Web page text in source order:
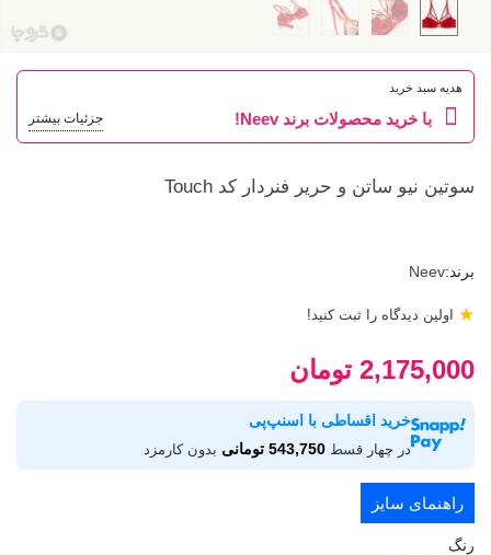
هدیه سبد خرید
با خرید محصولات برند Neev! جزئیات بیشتر
سوتین نیو ساتن و حریر فنردار کد Touch
برند:Neev
اولین دیدگاه را ثبت کنید! ★
2,175,000 تومان
خرید اقساطی با اسنپ‌پی
در چهار قسط 543,750 تومانی بدون کارمزد
راهنمای سایز
رنگ